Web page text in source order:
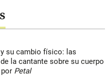
su cambio físico: las
la cantante sobre su cuerpo
Petal